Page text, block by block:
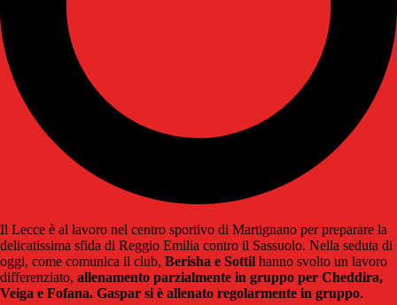
Il Lecce è al lavoro nel centro sportivo di Martignano per preparare la
delicatissima sfida di Reggio Emilia contro il Sassuolo. Nella seduta di
oggi, come comunica il club, Berisha e Sottil hanno svolto un lavoro
differenziato, allenamento parzialmente in gruppo per Cheddira,
Veiga e Fofana. Gaspar si è allenato regolarmente in gruppo.